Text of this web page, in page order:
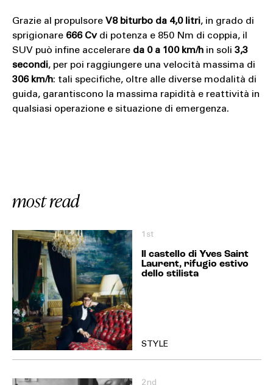
Grazie al propulsore V8 biturbo da 4,0 litri, in grado di
sprigionare 666 Cvdi potenza e 850 Nm di coppia, il
SUV può infine accelerare da 0 a 100 km/hin soli 3,3
secondi, per poi raggiungere una velocità massima di
306 km/h: tali specifiche, oltre alle diverse modalità di
guida, garantiscono la massima rapidità e reattività in
qualsiasi operazione e situazione di emergenza.
most read
1st
Il castello di Yves Saint
Laurent, rifugio estivo
dello stilista
STYLE
2nd